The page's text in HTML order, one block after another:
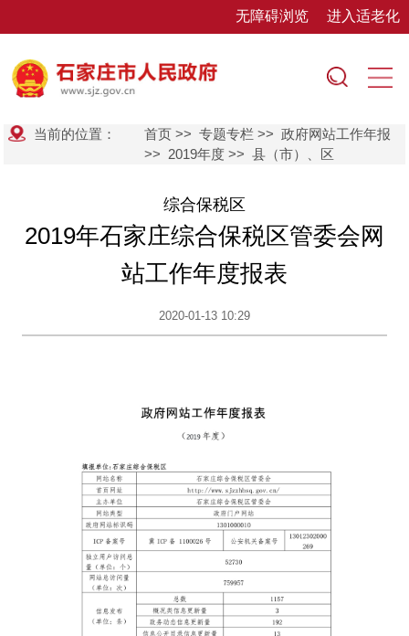
无障碍浏览 进入适老化
当前的位置： 首页 >>专题专栏 >>政府网站工作年报
>> 2019年度 >>县（市）、区
综合保税区
2019年石家庄综合保税区管委会网
站工作年度报表
2020-01-13 10:29